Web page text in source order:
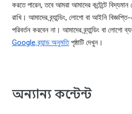
করতে পারেন, তবে আমরা আমাদের কন্টেন্টে
রাখি। আমাদের ব্র্যান্ডিং, লোগো বা আইনি
পরিবর্তন করবেন না। আমাদের ব্র্যান্ডিং বা লোগো
Google ব্র্যান্ড অনুমতিপৃষ্ঠাটি দেখুন।
অন্যান্য কন্টেন্ট